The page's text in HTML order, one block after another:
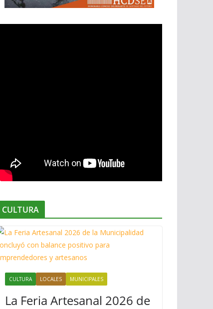
CULTURA
CULTURA LOCALES MUNICIPALES
La Feria Artesanal 2026 de